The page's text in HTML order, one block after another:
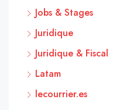
Jobs & Stages
Juridique
Juridique & Fiscal
Latam
lecourrier.es